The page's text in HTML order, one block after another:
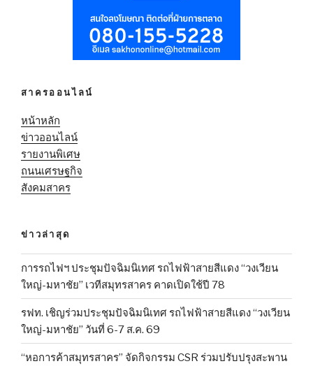
สาครออนไลน์
หน้าหลัก
ข่าวออนไลน์
รายงานพิเศษ
ถนนเศรษฐกิจ
สังคมสาคร
ข่าวล่าสุด
การรถไฟฯ ประชุมปัจฉิมนิเทศ รถไฟฟ้าสายสีแดง “วงเวียน
ใหญ่-มหาชัย” เวทีสมุทรสาคร คาดเปิดใช้ปี 78
รฟท. เชิญร่วมประชุมปัจฉิมนิเทศ รถไฟฟ้าสายสีแดง “วงเวียน
ใหญ่-มหาชัย” วันที่ 6-7 ส.ค. 69
“หอการค้าสมุทรสาคร” จัดกิจกรรม CSR ร่วมปรับปรุงสะพาน